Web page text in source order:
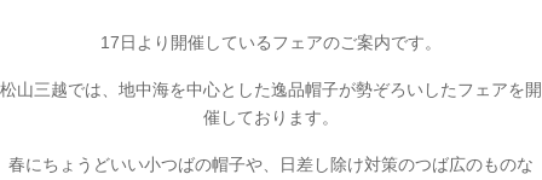
17日より開催しているフェアのご案内です。
松山三越では、地中海を中心とした逸品帽子が勢ぞろいしたフェアを開
催しております。
春にちょうどいい小つばの帽子や、日差し除け対策のつば広のものな